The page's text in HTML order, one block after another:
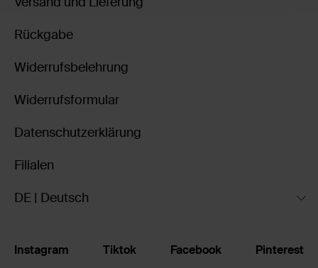
Rückgabe
Widerrufsbelehrung
Widerrufsformular
Datenschutzerklärung
Filialen
DE | Deutsch
Instagram Tiktok Facebook Pinterest